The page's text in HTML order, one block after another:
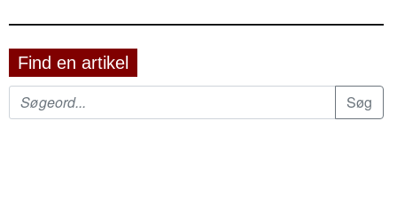
Find en artikel